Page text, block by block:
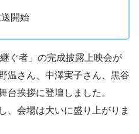
開始
ぐ者」の完成披露上映会が
温さん、中澤実子さん、黒谷
台挨拶に登壇しました。
、会場は大いに盛り上がりま